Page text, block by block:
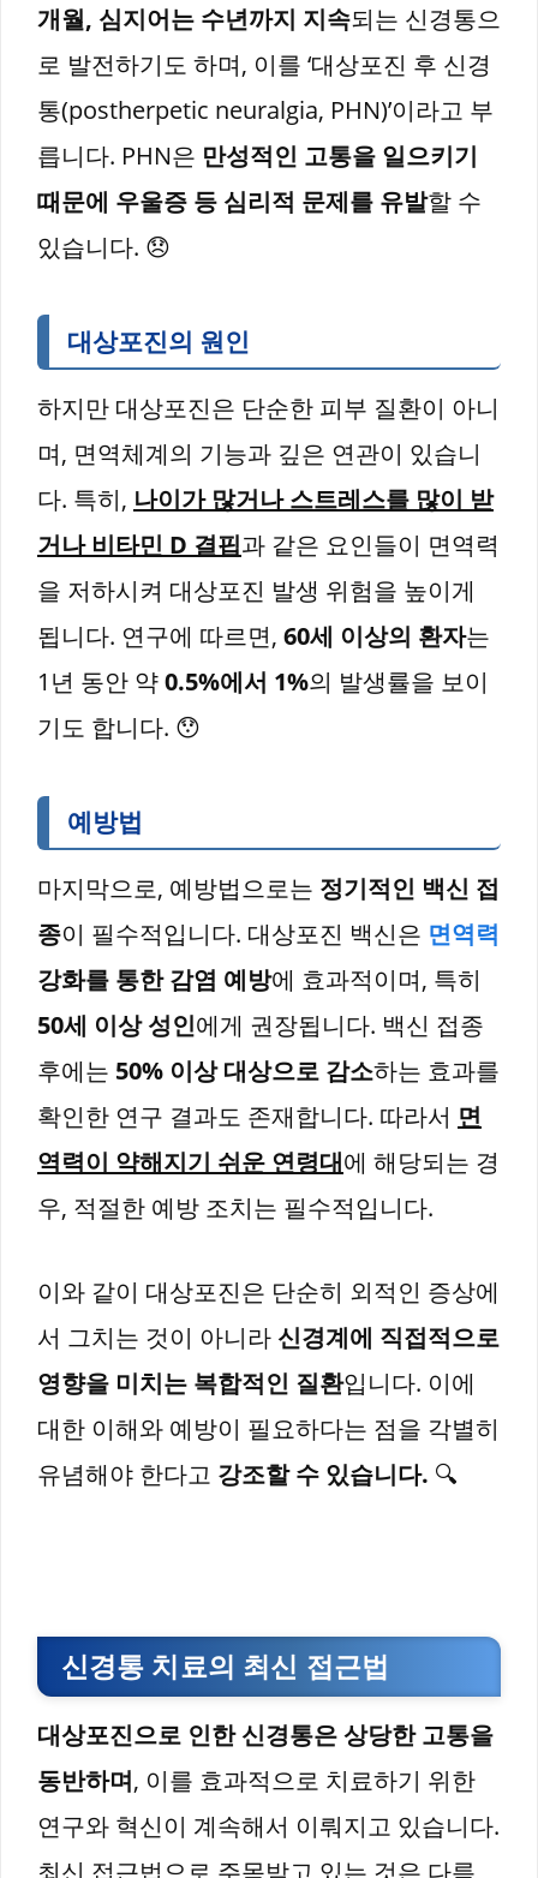
개월, 심지어는 수년까지 지속되는 신경통으
로 발전하기도 하며, 이를 ‘대상포진 후 신경
통(postherpetic neuralgia, PHN)’이라고 부
릅니다. PHN은 만성적인 고통을 일으키기
때문에 우울증 등 심리적 문제를 유발할 수
있습니다. 😞
대상포진의 원인
하지만 대상포진은 단순한 피부 질환이 아니
며, 면역체계의 기능과 깊은 연관이 있습니
다. 특히, 나이가 많거나 스트레스를 많이 받
거나 비타민 D 결핍과 같은 요인들이 면역력
을 저하시켜 대상포진 발생 위험을 높이게
됩니다. 연구에 따르면, 60세 이상의 환자는
1년 동안 약0.5%에서 1%의 발생률을 보이
기도 합니다. 😯
예방법
마지막으로, 예방법으로는 정기적인 백신 접
종이 필수적입니다. 대상포진 백신은 면역력
강화를 통한 감염 예방에 효과적이며, 특히
50세 이상 성인에게 권장됩니다. 백신 접종
후에는 50% 이상 대상으로 감소하는 효과를
확인한 연구 결과도 존재합니다. 따라서 면
역력이 약해지기 쉬운 연령대에 해당되는 경
우, 적절한 예방 조치는 필수적입니다.
이와 같이 대상포진은 단순히 외적인 증상에
서 그치는 것이 아니라 신경계에 직접적으로
영향을 미치는 복합적인 질환입니다. 이에
대한 이해와 예방이 필요하다는 점을 각별히
유념해야 한다고 강조할 수 있습니다. 🔍
신경통 치료의 최신 접근법
대상포진으로 인한 신경통은 상당한 고통을
동반하며, 이를 효과적으로 치료하기 위한
연구와 혁신이 계속해서 이뤄지고 있습니다.